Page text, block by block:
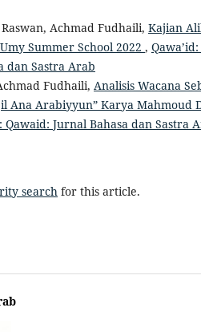
Achmad Fudhaili, Kajian
Summer School 2022 ,
dan Sastra Arab
Fudhaili, Analisis Wacana
Ana Arabiyyun” Karya Mahmoud
Qawaid: Jurnal Bahasa dan Sastra
search for this article.